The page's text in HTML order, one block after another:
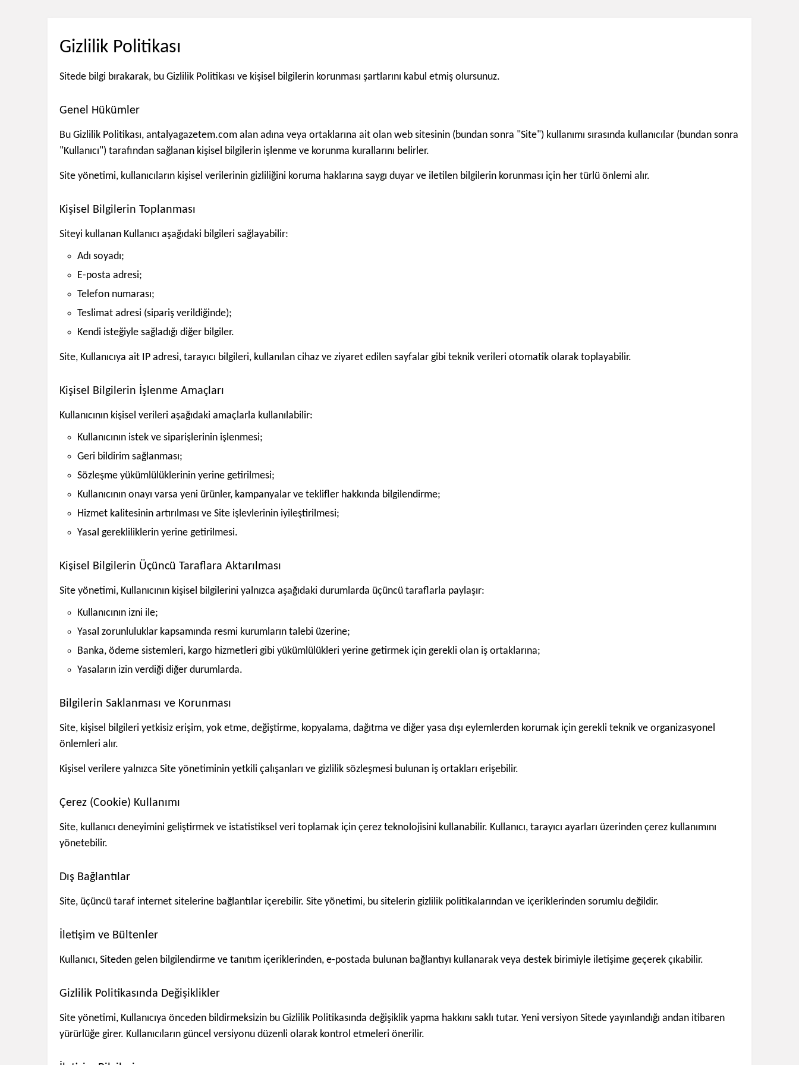
Gizlilik Politikası
Sitede bilgi bırakarak, bu Gizlilik Politikası ve kişisel bilgilerin korunması şartlarını kabul etmiş olursunuz.
Genel Hükümler
Bu Gizlilik Politikası, antalyagazetem.com alan adına veya ortaklarına ait olan web sitesinin (bundan sonra "Site") kullanımı sırasında kullanıcılar (bundan sonra
"Kullanıcı") tarafından sağlanan kişisel bilgilerin işlenme ve korunma kurallarını belirler.
Site yönetimi, kullanıcıların kişisel verilerinin gizliliğini koruma haklarına saygı duyar ve iletilen bilgilerin korunması için her türlü önlemi alır.
Kişisel Bilgilerin Toplanması
Siteyi kullanan Kullanıcı aşağıdaki bilgileri sağlayabilir:
Adı soyadı;
E-posta adresi;
Telefon numarası;
Teslimat adresi (sipariş verildiğinde);
Kendi isteğiyle sağladığı diğer bilgiler.
Site, Kullanıcıya ait IP adresi, tarayıcı bilgileri, kullanılan cihaz ve ziyaret edilen sayfalar gibi teknik verileri otomatik olarak toplayabilir.
Kişisel Bilgilerin İşlenme Amaçları
Kullanıcının kişisel verileri aşağıdaki amaçlarla kullanılabilir:
Kullanıcının istek ve siparişlerinin işlenmesi;
Geri bildirim sağlanması;
Sözleşme yükümlülüklerinin yerine getirilmesi;
Kullanıcının onayı varsa yeni ürünler, kampanyalar ve teklifler hakkında bilgilendirme;
Hizmet kalitesinin artırılması ve Site işlevlerinin iyileştirilmesi;
Yasal gerekliliklerin yerine getirilmesi.
Kişisel Bilgilerin Üçüncü Taraflara Aktarılması
Site yönetimi, Kullanıcının kişisel bilgilerini yalnızca aşağıdaki durumlarda üçüncü taraflarla paylaşır:
Kullanıcının izni ile;
Yasal zorunluluklar kapsamında resmi kurumların talebi üzerine;
Banka, ödeme sistemleri, kargo hizmetleri gibi yükümlülükleri yerine getirmek için gerekli olan iş ortaklarına;
Yasaların izin verdiği diğer durumlarda.
Bilgilerin Saklanması ve Korunması
Site, kişisel bilgileri yetkisiz erişim, yok etme, değiştirme, kopyalama, dağıtma ve diğer yasa dışı eylemlerden korumak için gerekli teknik ve organizasyonel
önlemleri alır.
Kişisel verilere yalnızca Site yönetiminin yetkili çalışanları ve gizlilik sözleşmesi bulunan iş ortakları erişebilir.
Çerez (Cookie) Kullanımı
Site, kullanıcı deneyimini geliştirmek ve istatistiksel veri toplamak için çerez teknolojisini kullanabilir. Kullanıcı, tarayıcı ayarları üzerinden çerez kullanımını
yönetebilir.
Dış Bağlantılar
Site, üçüncü taraf internet sitelerine bağlantılar içerebilir. Site yönetimi, bu sitelerin gizlilik politikalarından ve içeriklerinden sorumlu değildir.
İletişim ve Bültenler
Kullanıcı, Siteden gelen bilgilendirme ve tanıtım içeriklerinden, e-postada bulunan bağlantıyı kullanarak veya destek birimiyle iletişime geçerek çıkabilir.
Gizlilik Politikasında Değişiklikler
Site yönetimi, Kullanıcıya önceden bildirmeksizin bu Gizlilik Politikasında değişiklik yapma hakkını saklı tutar. Yeni versiyon Sitede yayınlandığı andan itibaren
yürürlüğe girer. Kullanıcıların güncel versiyonu düzenli olarak kontrol etmeleri önerilir.